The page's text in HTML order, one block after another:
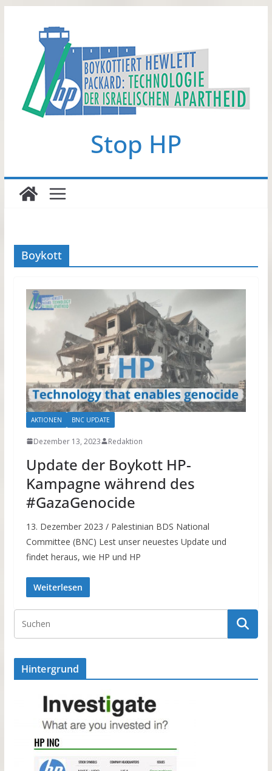
springen
Stop HP
Boykott
AKTIONEN BNC UPDATE
Dezember 13, 2023 Redaktion
Update der Boykott HP-
Kampagne während des
#GazaGenocide
13. Dezember 2023 / Palestinian BDS National
Committee (BNC) Lest unser neuestes Update und
findet heraus, wie HP und HP
Weiterlesen
Hintergrund